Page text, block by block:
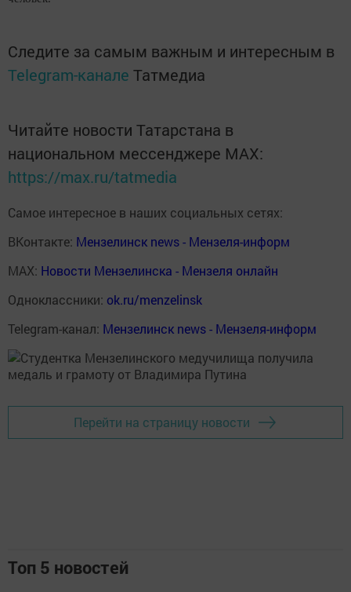
Следите за самым важным и интересным в
Telegram-канале Татмедиа
Читайте новости Татарстана в
национальном мессенджере MАХ:
https://max.ru/tatmedia
Самое интересное в наших социальных сетях:
ВКонтакте: Мензелинск news - Мензеля-информ
MAX: Новости Мензелинска - Мензеля онлайн
Одноклассники: ok.ru/menzelinsk
Telegram-канал: Мензелинск news - Мензеля-информ
Перейти на страницу новости
Топ 5 новостей